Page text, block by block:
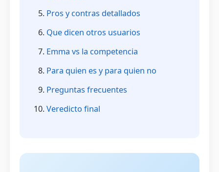
Pros y contras detallados
Que dicen otros usuarios
Emma vs la competencia
Para quien es y para quien no
Preguntas frecuentes
Veredicto final